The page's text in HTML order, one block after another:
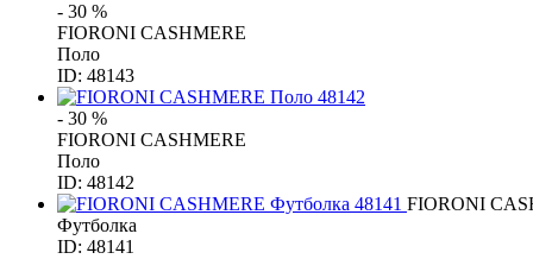
- 30 %
FIORONI CASHMERE
Поло
ID: 48143
- 30 %
FIORONI CASHMERE
Поло
ID: 48142
FIORONI
Футболка
ID: 48141